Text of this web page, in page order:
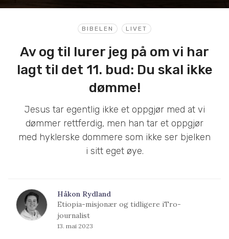
BIBELEN LIVET
Av og til lurer jeg på om vi har
lagt til det 11. bud: Du skal ikke
dømme!
Jesus tar egentlig ikke et oppgjør med at vi
dømmer rettferdig, men han tar et oppgjør
med hyklerske dommere som ikke ser bjelken
i sitt eget øye.
Håkon Rydland
Etiopia-misjonær og tidligere iTro-
journalist
13. mai 2023